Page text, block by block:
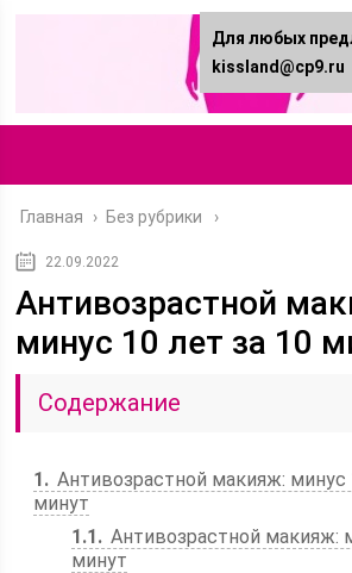
Главная › Без рубрики
22.09.2022
Антивозрастной
минус 10 лет за 10
Содержание
1
Антивозрастной макияж: минус
минут
1.1
Антивозрастной макияж:
минут
Для любых
kissland@cp9.ru